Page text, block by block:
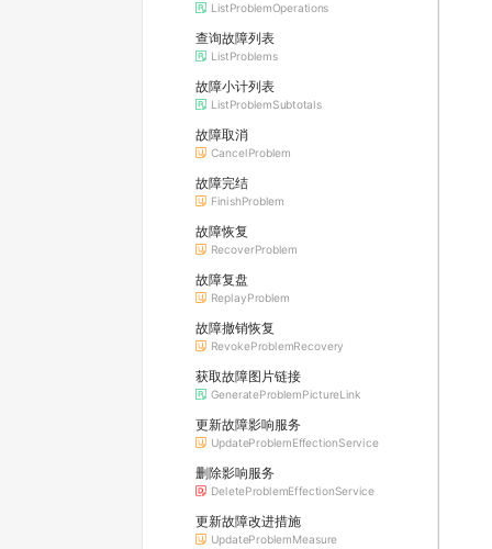
ListProblemOperations
查询故障列表
ListProblems
故障小计列表
ListProblemSubtotals
故障取消
CancelProblem
故障完结
FinishProblem
故障恢复
RecoverProblem
故障复盘
ReplayProblem
故障撤销恢复
RevokeProblemRecovery
获取故障图片链接
GenerateProblemPictureLink
更新故障影响服务
UpdateProblemEffectionService
删除影响服务
DeleteProblemEffectionService
更新故障改进措施
UpdateProblemMeasure